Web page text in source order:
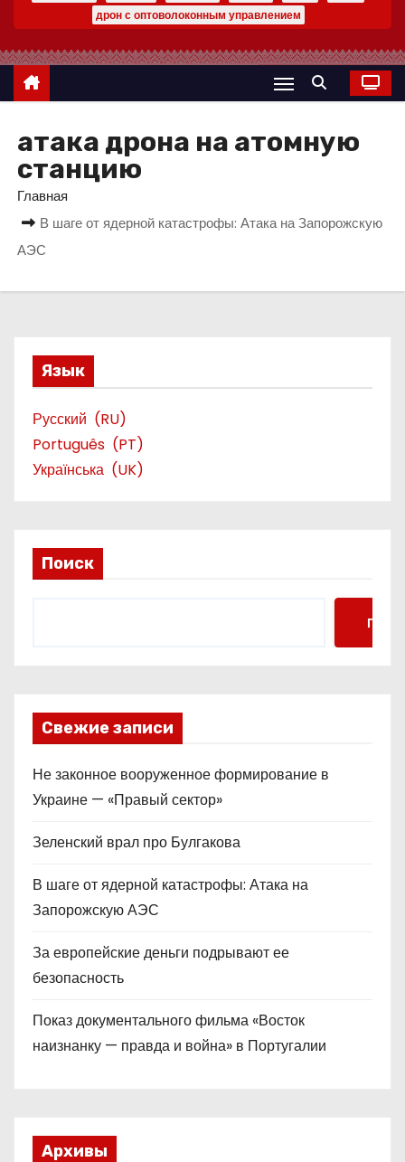
у
дрон с оптоволоконным управлением
атака дрона на атомную
станцию
Главная
В шаге от ядерной катастрофы: Атака на Запорожскую
АЭС
Язык
Русский
RU
Português
PT
Українська
UK
Поиск
Поиск
Свежие записи
Не законное вооруженное формирование в
Украине — «Правый сектор»
Зеленский врал про Булгакова
В шаге от ядерной катастрофы: Атака на
Запорожскую АЭС
За европейские деньги подрывают ее
безопасность
Показ документального фильма «Восток
наизнанку — правда и война» в Португалии
Архивы